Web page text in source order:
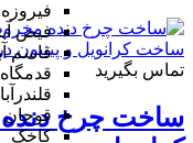
فیروزه
فیض
قاسم
قدمگاه
قوچان
کاخک
تماس بگیرید
ساخت چرخ دنده